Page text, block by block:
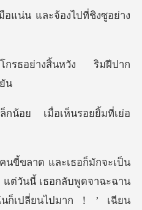
อแน่น และจ้องไ
กรธอย่างสิ้นหวัง ริมฝีปาก
ล็กน้อย เมื่อเห็นรอยยิ้มที
แต่วันนี้ เธอกลับพูดจาฉะฉาน